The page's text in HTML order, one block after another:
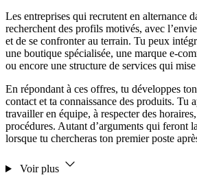
Les entreprises qui recrutent en alternance
recherchent des profils motivés, avec
et de se confronter au terrain. Tu peux
une boutique spécialisée, une marque e-
ou encore une structure de services qui
En répondant à ces offres, tu développes
contact et ta connaissance des produits. Tu
travailler en équipe, à respecter des
procédures. Autant d’arguments qui feront
lorsque tu chercheras ton premier poste
Voir plus